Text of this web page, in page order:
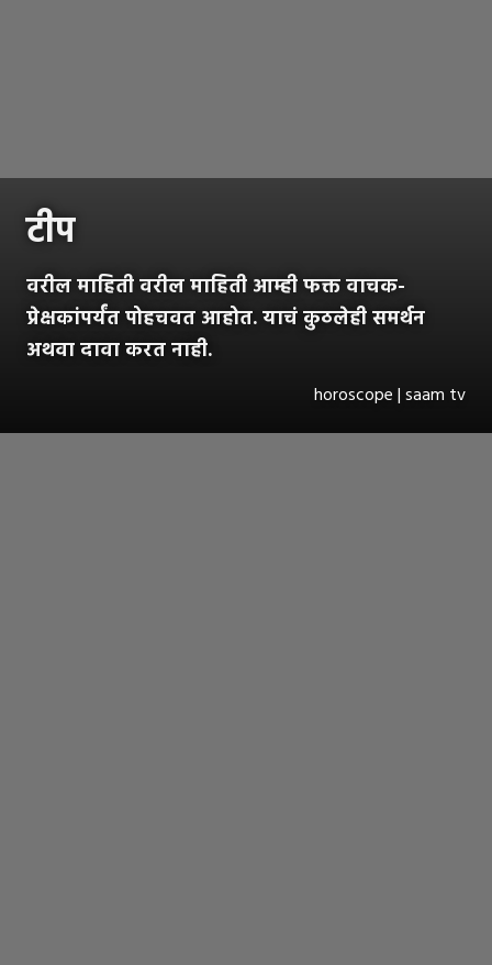
टीप
वरील माहिती वरील माहिती आम्ही फक्त वाचक-
प्रेक्षकांपर्यंत पोहचवत आहोत. याचं कुठलेही समर्थन
अथवा दावा करत नाही.
horoscope | saam tv